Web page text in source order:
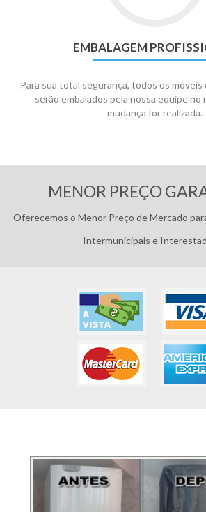
EMBALAGEM
Para sua total segurança, todos os
serão embalados pela nossa equipe no
mudança for realizada.
MENOR PREÇO
Oferecemos o Menor Preço de Mercado
Intermunicipais e